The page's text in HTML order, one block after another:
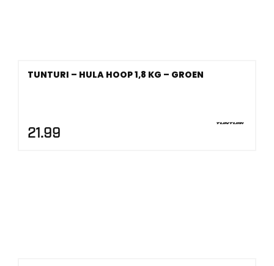
TUNTURI – HULA HOOP 1,8 KG – GROEN
21.99